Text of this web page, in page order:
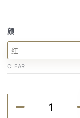
颜
CLEAR
典
素
口